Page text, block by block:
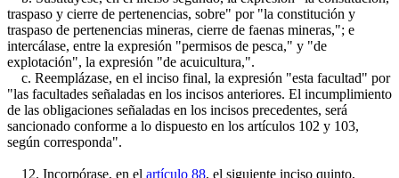
traspaso y cierre de pertenencias, sobre" por "la constitución y
traspaso de pertenencias mineras, cierre de faenas mineras,"; e
intercálase, entre la expresión "permisos de pesca," y "de
explotación", la expresión "de acuicultura,".
c. Reemplázase, en el inciso final, la expresión "esta facultad" por
"las facultades señaladas en los incisos anteriores. El incumplimiento
de las obligaciones señaladas en los incisos precedentes, será
sancionado conforme a lo dispuesto en los artículos 102 y 103,
según corresponda".
12. Incorpórase, en el artículo 88, el siguiente inciso quinto,